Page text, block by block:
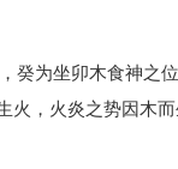
癸为坐卯木食神之
火，火炎之势因木